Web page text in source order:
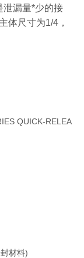
泄漏量*少的接
体尺寸为1/4，
QUICK-RELEA
材料)